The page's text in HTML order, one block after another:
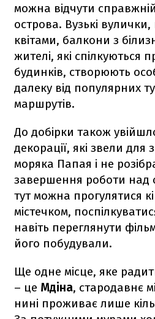
можна відчути
острова. Вузькі
квітами, балкони з
жителі, які спілкуються
будинків, створюють
далеку від популярних
маршрутів.
До добірки також
декорації, які звели
моряка Папая і не
завершення роботи над
тут можна прогулятися
містечком,
навіть переглянути
його побудували.
Ще одне місце, яке
– це Мдіна, стародавнє
нині проживає лише